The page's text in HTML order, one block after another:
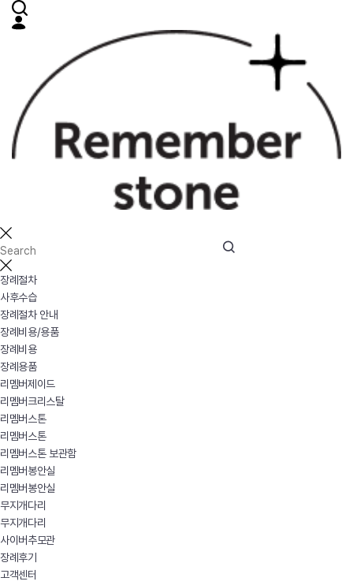
장례절차
사후수습
장례절차 안내
장례비용/용품
장례비용
장례용품
리멤버제이드
리멤버크리스탈
리멤버스톤
리멤버스톤
리멤버스톤 보관함
리멤버봉안실
리멤버봉안실
무지개다리
무지개다리
사이버추모관
장례후기
고객센터